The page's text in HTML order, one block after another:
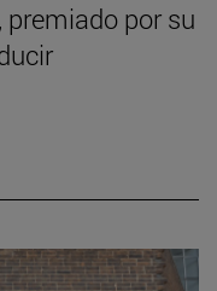
premiado por su